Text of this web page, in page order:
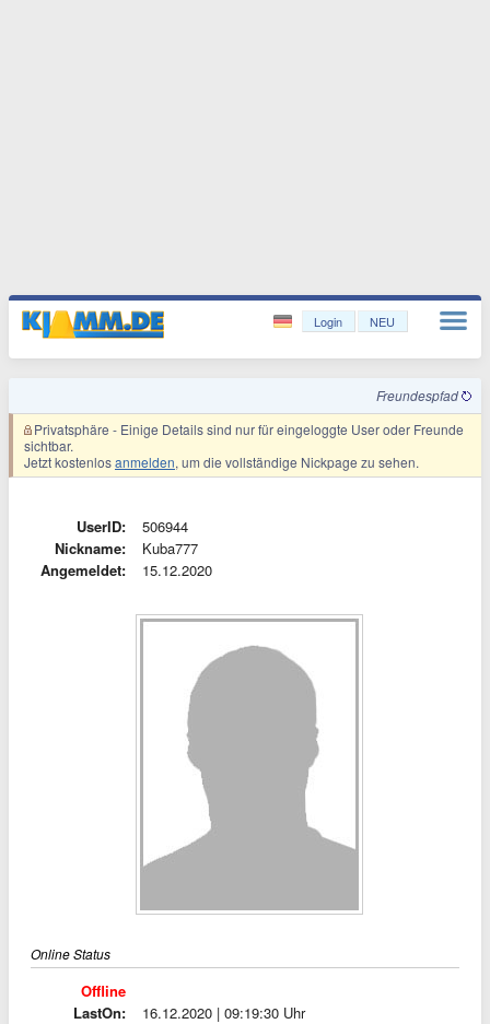
Login NEU
Freundespfad
Privatsphäre - Einige Details sind nur für eingeloggte User oder Freunde
sichtbar.
Jetzt kostenlosanmelden, um die vollständige Nickpage zu sehen.
UserID:
506944
Nickname:
Kuba777
Angemeldet:
15.12.2020
Online Status
Offline
LastOn:
16.12.2020 | 09:19:30 Uhr